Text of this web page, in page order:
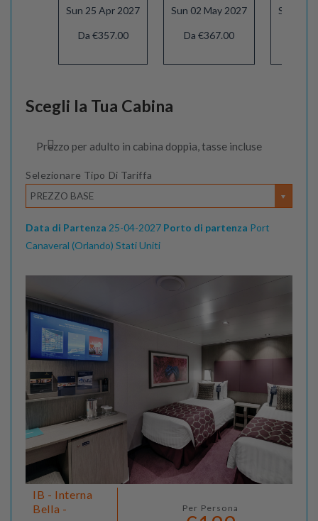
Sun 25 Apr 2027
Da €357.00
Sun 02 May 2027
Da €367.00
Sun 09
Scegli la Tua Cabina
Prezzo per adulto in cabina doppia, tasse incluse
Selezionare Tipo Di Tariffa
PREZZO BASE
Data di Partenza 25-04-2027 Porto di partenza Port
Canaveral (Orlando) Stati Uniti
IB - Interna
Bella -
Per Persona